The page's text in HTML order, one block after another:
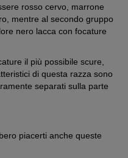
rosso cervo, marrone
mentre al secondo gruppo
nero lacca con focature
il più possibile scure,
di questa razza sono
separati sulla parte
piacerti anche queste